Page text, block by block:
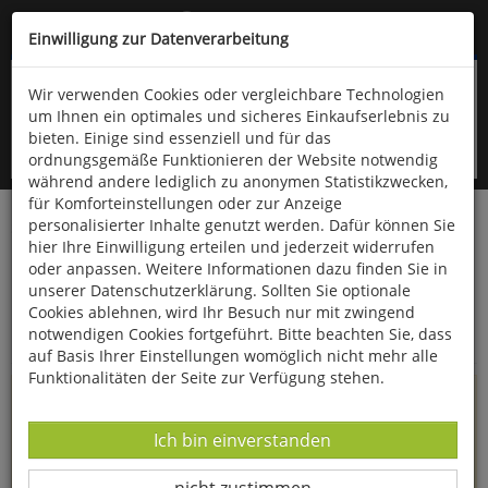
Kompletten Head der Seite überspringen
oder (06766) 9323-960
Startseite Informationen
Uppps...
Sie sind weitergeleitet worden !
haben zu öffnen, gibt es leider nicht mehr in unserem
Einwilligung zur Datenverarbeitung
Wir verwenden Cookies oder vergleichbare Technologien
um Ihnen ein optimales und sicheres Einkaufserlebnis zu
bieten. Einige sind essenziell und für das
ordnungsgemäße Funktionieren der Website notwendig
während andere lediglich zu anonymen Statistikzwecken,
für Komforteinstellungen oder zur Anzeige
personalisierter Inhalte genutzt werden. Dafür können Sie
hier Ihre Einwilligung erteilen und jederzeit widerrufen
oder anpassen. Weitere Informationen dazu finden Sie in
unserer Datenschutzerklärung. Sollten Sie optionale
Cookies ablehnen, wird Ihr Besuch nur mit zwingend
notwendigen Cookies fortgeführt. Bitte beachten Sie, dass
auf Basis Ihrer Einstellungen womöglich nicht mehr alle
Funktionalitäten der Seite zur Verfügung stehen.
Datenverarbeitung -
Ich bin einverstanden